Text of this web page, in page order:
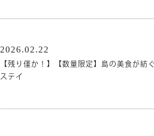
2026.02.22
【残り僅か！】【数量限定】島の美食が
ステイ